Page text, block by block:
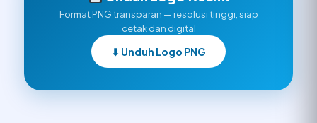
Format PNG transparan — resolusi tinggi, siap
cetak dan digital
⬇ Unduh Logo PNG